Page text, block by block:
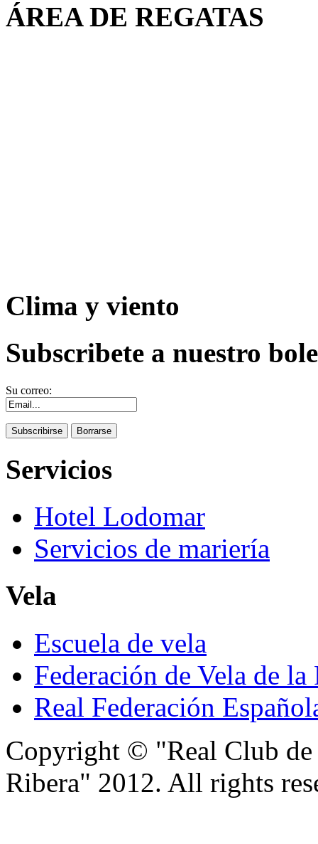
ÁREA DE REGATAS
Clima y viento
Subscribete a nuestro
Su correo:
Servicios
Hotel Lodomar
Servicios de mariería
Vela
Escuela de vela
Federación de Vela de
Real Federación
Copyright © "Real Club de
Ribera" 2012. All rights